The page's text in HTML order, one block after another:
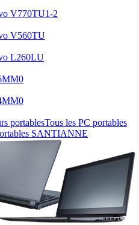
V770TU1-2
V560TU
L260LU
Tous les PC portables
SANTIANNE